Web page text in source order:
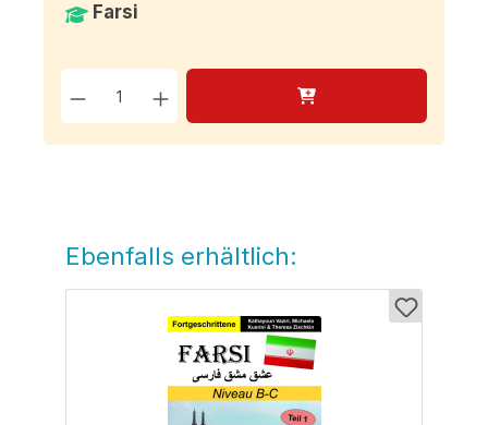
Farsi
Produkt Anzahl: Gib den
Produktgalerie überspringen
Ebenfalls erhältlich: